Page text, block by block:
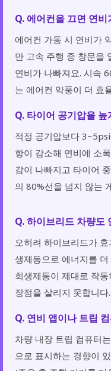
Q. 에어컨을 끄면 연
에어컨 가동 시 연비가
만 고속 주행 중 창문을
연비가 나빠져요. 시속
는 에어컨 약풍이 더 효
Q. 타이어 공기압을
적정 공기압보다
항이 감소해 연비에 소
감이 나빠지고 타이어
의 80%선을 넘지 않는
Q. 하이브리드 차량도
오히려 하이브리드가
생제동으로 에너지를
회생제동이 제대로 작
장점을 살리지 못합니다.
Q. 연비 앱이나 트립
차량 내장 트립 컴퓨터
으로 표시하는 경향이